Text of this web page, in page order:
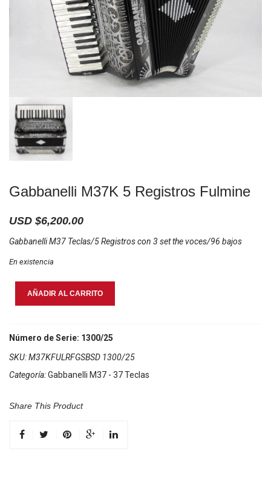
Gabbanelli M37K 5 Registros Fulmine
USD $6,200.00
Gabbanelli M37 Teclas/5 Registros con 3 set the voces/96 bajos
En existencia
Gabbanelli
cantidad
AÑADIR AL CARRITO
Número de Serie: 1300/25
SKU:M37KFULRFGSBSD 1300/25
Categoría:Gabbanelli M37 - 37 Teclas
Share This Product